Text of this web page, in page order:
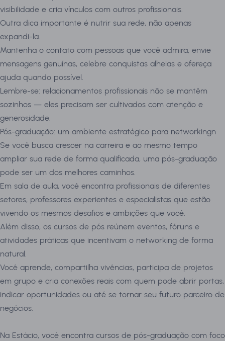
visibilidade e cria vínculos com outros profissionais.
Outra dica importante é nutrir sua rede, não apenas
expandi-la.
Mantenha o contato com pessoas que você admira, envie
mensagens genuínas, celebre conquistas alheias e ofereça
ajuda quando possível.
Lembre-se: relacionamentos profissionais não se mantêm
sozinhos — eles precisam ser cultivados com atenção e
generosidade.
Pós-graduação: um ambiente estratégico para networkingn
Se você busca crescer na carreira e ao mesmo tempo
ampliar sua rede de forma qualificada, uma pós-graduação
pode ser um dos melhores caminhos.
Em sala de aula, você encontra profissionais de diferentes
setores, professores experientes e especialistas que estão
vivendo os mesmos desafios e ambições que você.
Além disso, os cursos de pós reúnem eventos, fóruns e
atividades práticas que incentivam o networking de forma
natural.
Você aprende, compartilha vivências, participa de projetos
em grupo e cria conexões reais com quem pode abrir portas,
indicar oportunidades ou até se tornar seu futuro parceiro de
negócios.
Na Estácio, você encontra cursos de pós-graduação com foco